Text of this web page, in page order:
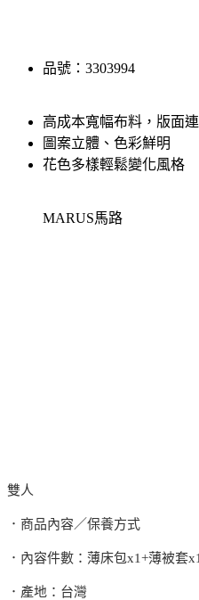
品號：3303994
高成本寬幅布料，版面
圖案立體、色彩鮮明
花色多樣輕鬆變化風格
MARUS馬路
雙人
．商品內容／保養方式
．內容件數：薄床包x1+薄被套
．產地：台灣